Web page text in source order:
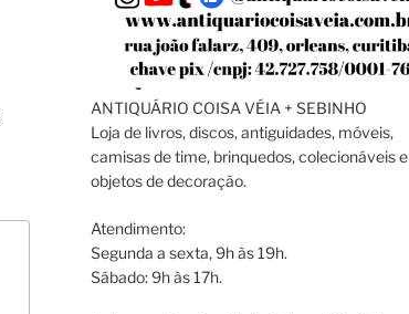
ANTIQUÁRIO COISA VÉIA + SEBINHO
Loja de livros, discos, antiguidades, móveis,
camisas de time, brinquedos, colecionáveis e
objetos de decoração.
Atendimento:
Segunda a sexta, 9h às 19h.
Sábado: 9h às 17h.